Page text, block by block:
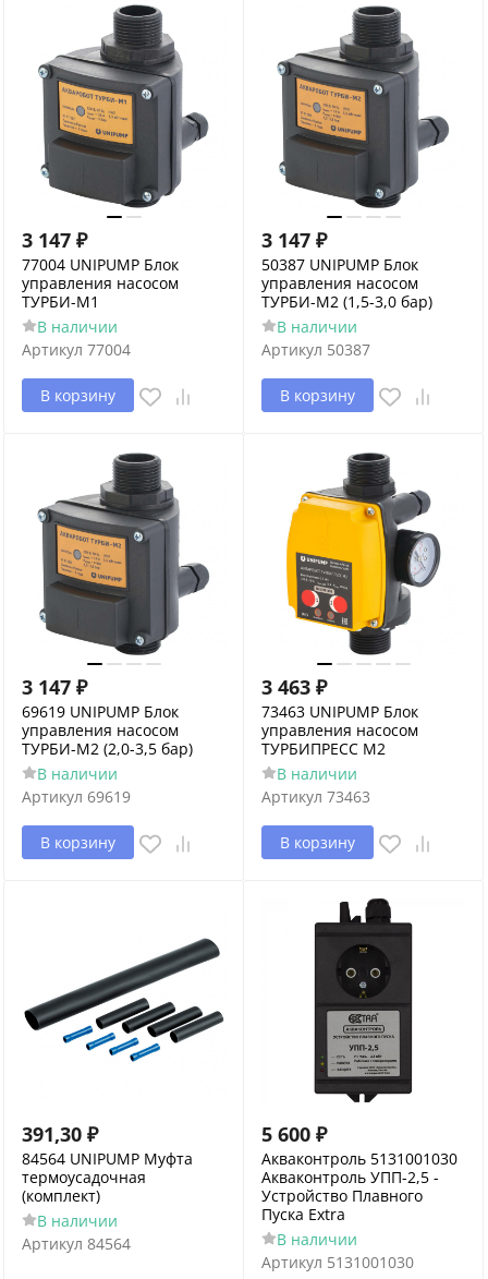
3 147 ₽
77004 UNIPUMP Блок
управления насосом
ТУРБИ-М1
В наличии
Артикул 77004
В корзину
3 147 ₽
50387 UNIPUMP Блок
управления насосом
ТУРБИ-М2 (1,5-3,0 бар)
В наличии
Артикул 50387
В корзину
3 147 ₽
69619 UNIPUMP Блок
управления насосом
ТУРБИ-М2 (2,0-3,5 бар)
В наличии
Артикул 69619
В корзину
3 463 ₽
73463 UNIPUMP Блок
управления насосом
ТУРБИПРЕСС М2
В наличии
Артикул 73463
В корзину
391,30 ₽
84564 UNIPUMP Муфта
термоусадочная
(комплект)
В наличии
Артикул 84564
5 600 ₽
Акваконтроль 5131001030
Акваконтроль УПП-2,5 -
Устройство Плавного
Пуска Extra
В наличии
Артикул 5131001030